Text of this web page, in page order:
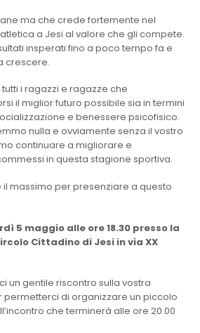
ma che crede fortemente nel
a Jesi al valore che gli compete.
insperati fino a poco tempo fa e
crescere.
i ragazzi e ragazze che
il miglior futuro possibile sia in termini
e benessere psicofisico.
nulla e ovviamente senza il vostro
continuare a migliorare e
in questa stagione sportiva.
massimo per presenziare a questo
5 maggio alle ore 18.30 presso la
Cittadino di Jesi in via XX
un gentile riscontro sulla vostra
permetterci di organizzare un piccolo
che terminerà alle ore 20.00